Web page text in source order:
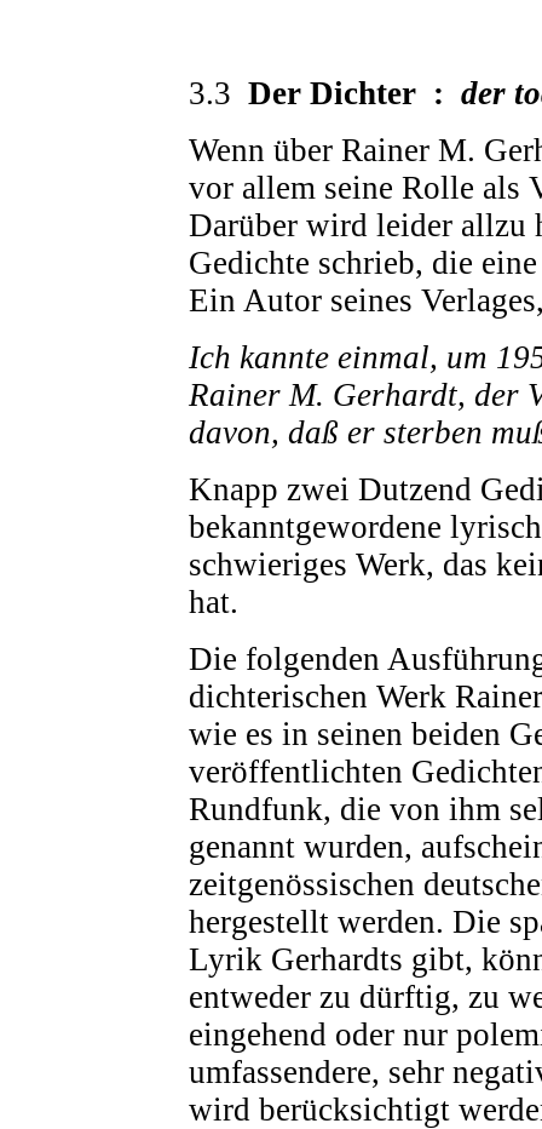
3.3 Der Dichter : der
Wenn über Rainer M.
vor allem seine Rolle als
Darüber wird leider allzu
Gedichte schrieb, die
Ein Autor seines
Ich kannte einmal, um
Rainer M. Gerhardt, der
davon, daß er sterben
Knapp zwei Dutzend
bekanntgewordene
schwieriges Werk, das
hat.
Die folgenden
dichterischen Werk
wie es in seinen beiden
veröffentlichten
Rundfunk, die von ihm
genannt wurden,
zeitgenössischen
hergestellt werden. Die
Lyrik Gerhardts gibt,
entweder zu dürftig, zu
eingehend oder nur
umfassendere, sehr
wird berücksichtigt